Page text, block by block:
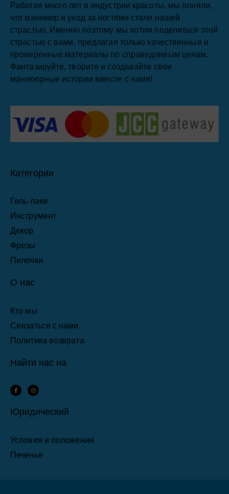
Работая много лет в индустрии красоты, мы поняли,
что маникюр и уход за ногтями стали нашей
страстью. Именно поэтому мы хотим поделиться этой
страстью с вами, предлагая только качественные и
проверенные материалы по справедливым ценам.
Фантазируйте, творите и создавайте свои
маникюрные истории вместе с нами!
Категории
Гель-лаки
Инструмент
Декор
Фрезы
Пилочки
О нас
Кто мы
Связаться с нами
Политика возврата
Найти нас на
F
a
c
o
n
s
Юридический
Условия и положения
Печенье